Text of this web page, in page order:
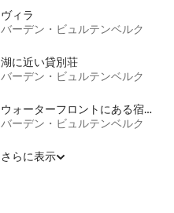
ヴィラ
バーデン・ビュルテンベルク
湖に近い貸別荘
バーデン・ビュルテンベルク
ウォーターフロントにある宿泊施設
バーデン・ビュルテンベルク
さらに表示